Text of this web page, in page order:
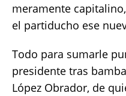
meramente
el partiducho ese
Todo para sumarle
presidente tras
López Obrador, de